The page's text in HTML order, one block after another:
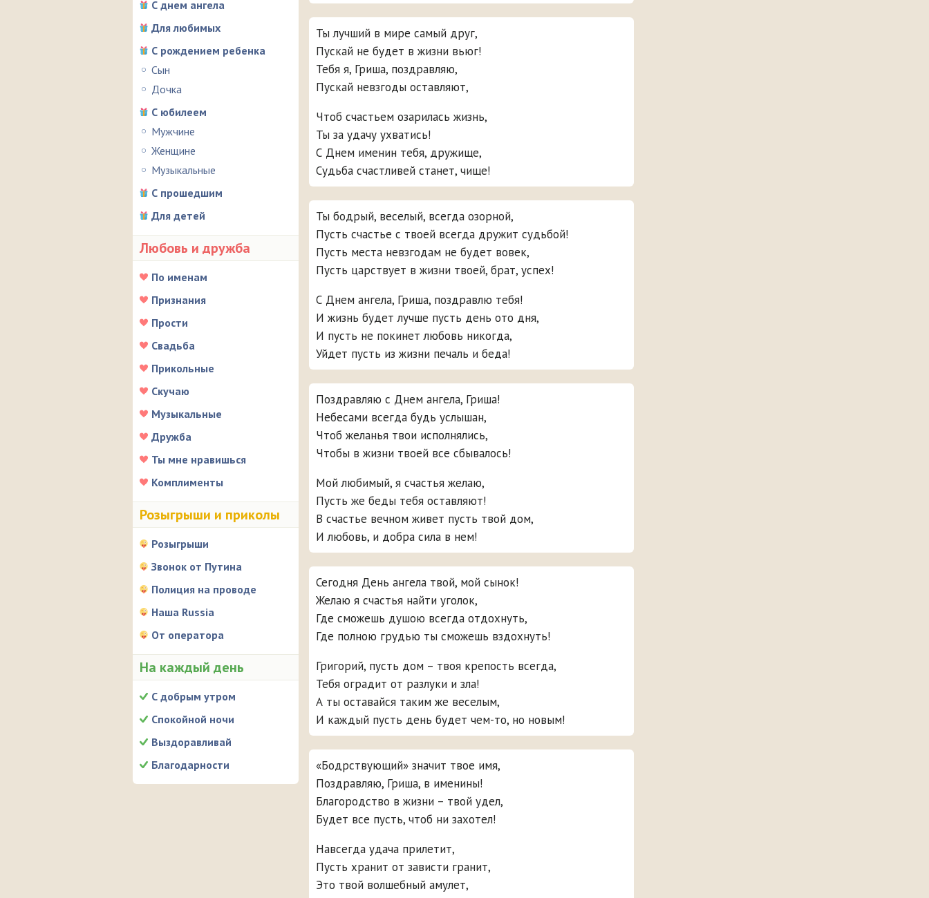
С днем ангела
Для любимых
С рождением ребенка
Сын
Дочка
С юбилеем
Мужчине
Женщине
Музыкальные
С прошедшим
Для детей
Любовь и дружба
По именам
Признания
Прости
Свадьба
Прикольные
Скучаю
Музыкальные
Дружба
Ты мне нравишься
Комплименты
Розыгрыши и приколы
Розыгрыши
Звонок от Путина
Полиция на проводе
Наша Russia
От оператора
На каждый день
С добрым утром
Спокойной ночи
Выздоравливай
Благодарности
Ты лучший в мире самый друг,
Пускай не будет в жизни вьюг!
Тебя я, Гриша, поздравляю,
Пускай невзгоды оставляют,
Чтоб счастьем озарилась жизнь,
Ты за удачу ухватись!
С Днем именин тебя, дружище,
Судьба счастливей станет, чище!
Ты бодрый, веселый, всегда озорной,
Пусть счастье с твоей всегда дружит судьбой!
Пусть места невзгодам не будет вовек,
Пусть царствует в жизни твоей, брат, успех!
С Днем ангела, Гриша, поздравлю тебя!
И жизнь будет лучше пусть день ото дня,
И пусть не покинет любовь никогда,
Уйдет пусть из жизни печаль и беда!
Поздравляю с Днем ангела, Гриша!
Небесами всегда будь услышан,
Чтоб желанья твои исполнялись,
Чтобы в жизни твоей все сбывалось!
Мой любимый, я счастья желаю,
Пусть же беды тебя оставляют!
В счастье вечном живет пусть твой дом,
И любовь, и добра сила в нем!
Сегодня День ангела твой, мой сынок!
Желаю я счастья найти уголок,
Где сможешь душою всегда отдохнуть,
Где полною грудью ты сможешь вздохнуть!
Григорий, пусть дом – твоя крепость всегда,
Тебя оградит от разлуки и зла!
А ты оставайся таким же веселым,
И каждый пусть день будет чем-то, но новым!
«Бодрствующий» значит твое имя,
Поздравляю, Гриша, в именины!
Благородство в жизни – твой удел,
Будет все пусть, чтоб ни захотел!
Навсегда удача прилетит,
Пусть хранит от зависти гранит,
Это твой волшебный амулет,